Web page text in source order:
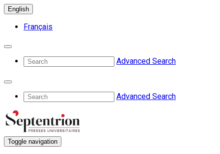
English
Français
Advanced Search
Advanced Search
Toggle navigation